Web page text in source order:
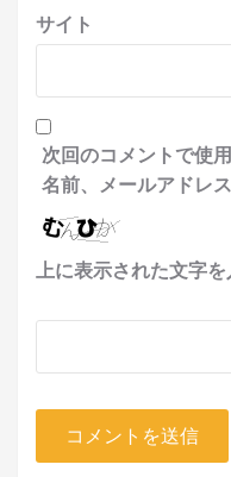
サイト
次回のコメントで使
名前、メールアドレ
上に表示された文字